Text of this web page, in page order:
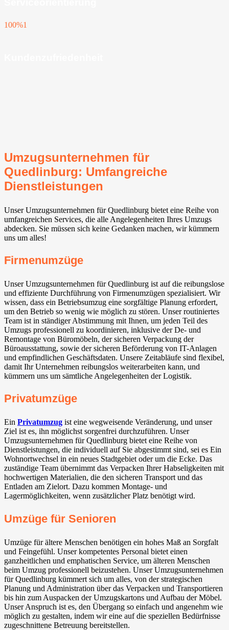
100%1
Umzugsunternehmen für
Quedlinburg: Umfangreiche
Dienstleistungen
Unser Umzugsunternehmen für Quedlinburg bietet eine Reihe von
umfangreichen Services, die alle Angelegenheiten Ihres Umzugs
abdecken. Sie müssen sich keine Gedanken machen, wir kümmern
uns um alles!
Firmenumzüge
Unser Umzugsunternehmen für Quedlinburg ist auf die reibungslose
und effiziente Durchführung von Firmenumzügen spezialisiert. Wir
wissen, dass ein Betriebsumzug eine sorgfältige Planung erfordert,
um den Betrieb so wenig wie möglich zu stören. Unser routiniertes
Team ist in ständiger Abstimmung mit Ihnen, um jeden Teil des
Umzugs professionell zu koordinieren, inklusive der De- und
Remontage von Büromöbeln, der sicheren Verpackung der
Büroausstattung, sowie der sicheren Beförderung von IT-Anlagen
und empfindlichen Geschäftsdaten. Unsere Zeitabläufe sind flexibel,
damit Ihr Unternehmen reibungslos weiterarbeiten kann, und
kümmern uns um sämtliche Angelegenheiten der Logistik.
Privatumzüge
Ein Privatumzug ist eine wegweisende Veränderung, und unser
Ziel ist es, ihn möglichst sorgenfrei durchzuführen. Unser
Umzugsunternehmen für Quedlinburg bietet eine Reihe von
Dienstleistungen, die individuell auf Sie abgestimmt sind, sei es Ein
Wohnortwechsel in ein neues Stadtgebiet oder um die Ecke. Das
zuständige Team übernimmt das Verpacken Ihrer Habseligkeiten mit
hochwertigen Materialien, die den sicheren Transport und das
Entladen am Zielort. Dazu kommen Montage- und
Lagermöglichkeiten, wenn zusätzlicher Platz benötigt wird.
Umzüge für Senioren
Umzüge für ältere Menschen benötigen ein hohes Maß an Sorgfalt
und Feingefühl. Unser kompetentes Personal bietet einen
ganzheitlichen und emphatischen Service, um älteren Menschen
beim Umzug professionell beizustehen. Unser Umzugsunternehmen
für Quedlinburg kümmert sich um alles, von der strategischen
Planung und Administration über das Verpacken und Transportieren
bis hin zum Auspacken der Umzugskartons und Aufbau der Möbel.
Unser Anspruch ist es, den Übergang so einfach und angenehm wie
möglich zu gestalten, indem wir eine auf die speziellen Bedürfnisse
zugeschnittene Betreuung bereitstellen.